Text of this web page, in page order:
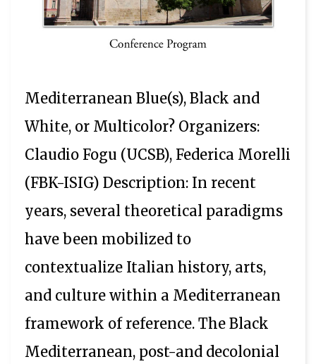
Mediterranean Blue(s), Black and
White, or Multicolor? Organizers:
Claudio Fogu (UCSB), Federica Morelli
(FBK-ISIG) Description: In recent
years, several theoretical paradigms
have been mobilized to
contextualize Italian history, arts,
and culture within a Mediterranean
framework of reference. The Black
Mediterranean, post-and decolonial